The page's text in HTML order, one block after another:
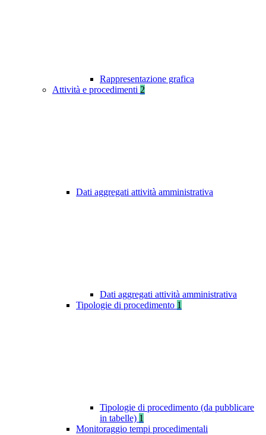
Rappresentazione grafica
Attività e procedimenti 2
Dati aggregati attività amministrativa
Dati aggregati attività amministrativa
Tipologie di procedimento 1
Tipologie di procedimento (da pubblicare
in tabelle) 1
Monitoraggio tempi procedimentali